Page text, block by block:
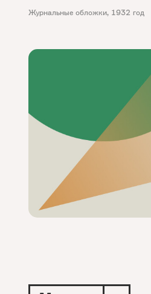
Журнальные обложки, 1932 год